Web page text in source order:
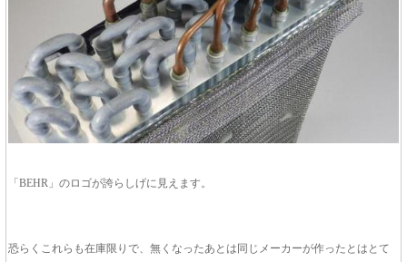
「BEHR」のロゴが誇らしげに見えます。
恐らくこれらも在庫限りで、無くなったあとは同じメーカーが作ったとはとて